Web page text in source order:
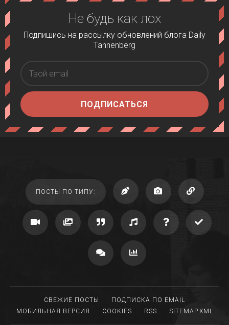
Не будь как лох
Подпишись на рассылку обновлений блога Daily
Tannenberg
ПОДПИСАТЬСЯ
ПОСТЫ ПО ТИПУ:
СВЕЖИЕ ПОСТЫ
ПОДПИСКА ПО EMAIL
МОБИЛЬНАЯ ВЕРСИЯ
COOKIES RSS SITEMAP.XML